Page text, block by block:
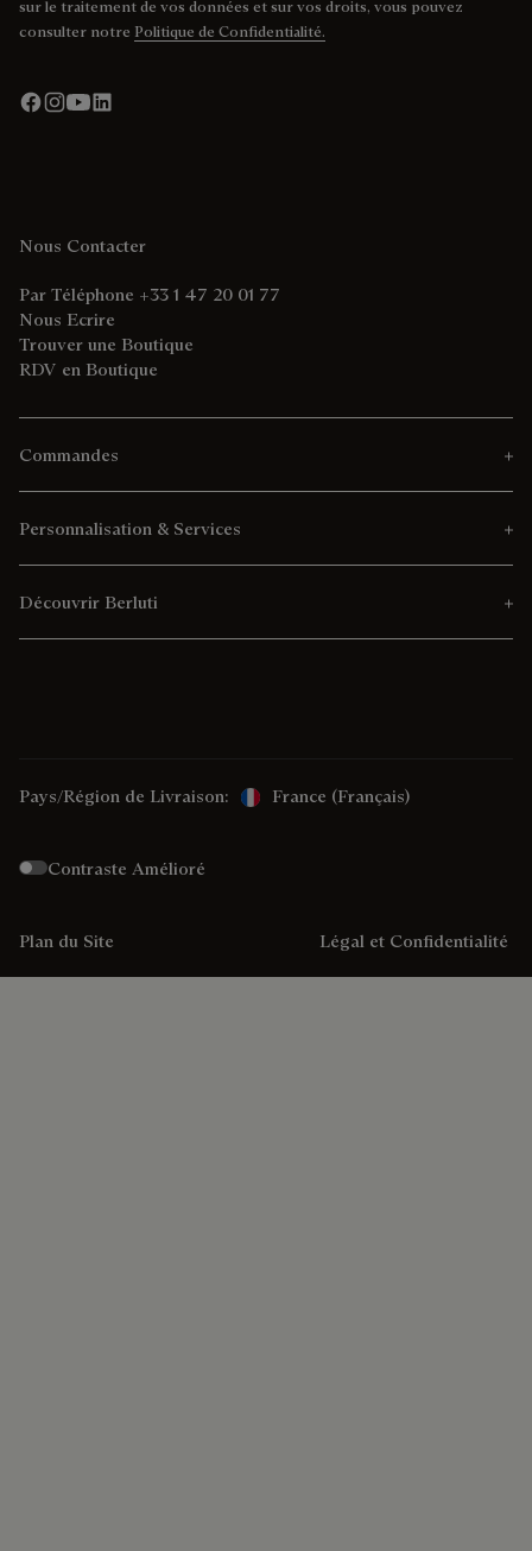
sur le traitement de vos données et sur vos droits, vous pouvez
consulter notre Politique de Confidentialité.
Nous Contacter
Par Téléphone +33 1 47 20 01 77
Nous Ecrire
Trouver une Boutique
RDV en Boutique
Commandes
Personnalisation & Services
Découvrir Berluti
Pays/Région de Livraison: France (français)
Contraste Amélioré
Plan du Site Légal et Confidentialité